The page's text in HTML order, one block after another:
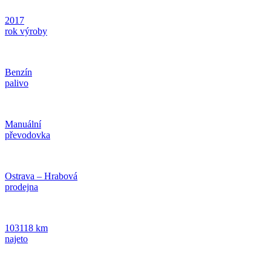
2017
rok výroby
Benzín
palivo
Manuální
převodovka
Ostrava – Hrabová
prodejna
103118 km
najeto